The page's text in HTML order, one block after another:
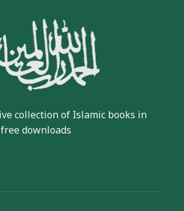
collection of Islamic books in
downloads